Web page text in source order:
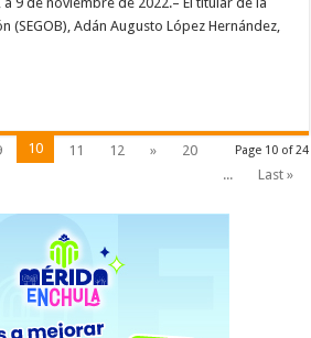
(SEGOB), Adán Augusto López Hernández,
Page 10 of 24
10 11 12 »
20
...
Last »